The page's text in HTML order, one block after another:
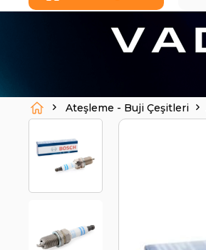
Ateşleme - Buji Çeşitleri